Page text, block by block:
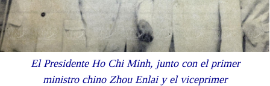
El Presidente Ho Chi Minh, junto con el primer
ministro chino Zhou Enlai y el viceprimer